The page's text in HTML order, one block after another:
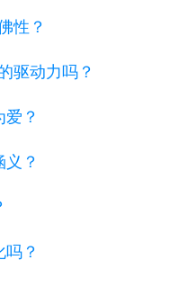
性？
驱动力吗？
？
？
？